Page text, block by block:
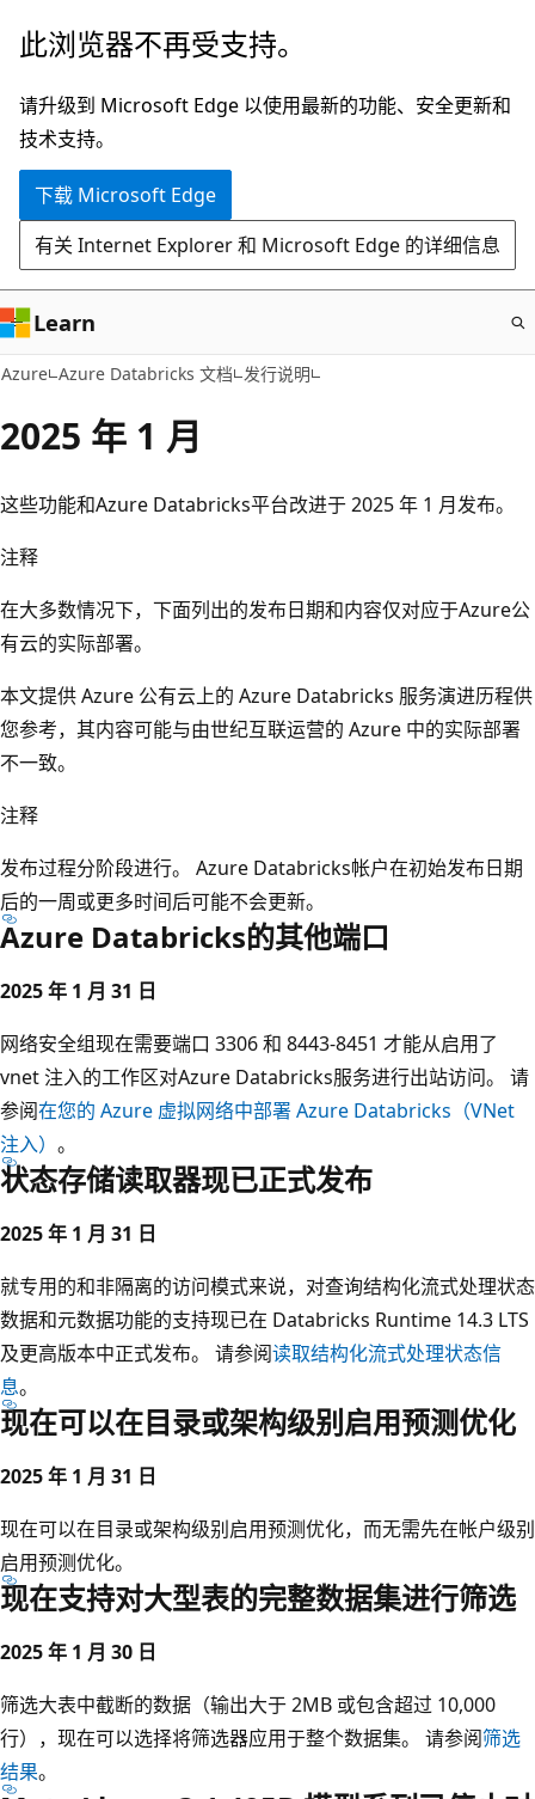
跳
主
要
内
此浏览器不再受支持。
请升级到 Microsoft Edge 以使用最新的功能、安全更新和
技术支持。
下载 Microsoft Edge
有关 Internet Explorer 和 Microsoft Edge 的详细信息
Learn
Azure Azure Databricks 文档 发行说明
2025 年 1 月
这些功能和Azure Databricks平台改进于 2025 年 1 月发布。
注释
在大多数情况下，下面列出的发布日期和内容仅对应于Azure公
有云的实际部署。
本文提供 Azure 公有云上的 Azure Databricks 服务演进历程供
您参考，其内容可能与由世纪互联运营的 Azure 中的实际部署
不一致。
注释
发布过程分阶段进行。 Azure Databricks帐户在初始发布日期
后的一周或更多时间后可能不会更新。
Azure Databricks的其他端口
2025 年 1 月 31 日
网络安全组现在需要端口 3306 和 8443-8451 才能从启用了
vnet 注入的工作区对Azure Databricks服务进行出站访问。 请
参阅在您的 Azure 虚拟网络中部署 Azure Databricks（VNet
注入） 。
状态存储读取器现已正式发布
2025 年 1 月 31 日
就专用的和非隔离的访问模式来说，对查询结构化流式处理状态
数据和元数据功能的支持现已在 Databricks Runtime 14.3 LTS
及更高版本中正式发布。 请参阅读取结构化流式处理状态信
息。
现在可以在目录或架构级别启用预测优化
2025 年 1 月 31 日
现在可以在目录或架构级别启用预测优化，而无需先在帐户级别
启用预测优化。
现在支持对大型表的完整数据集进行筛选
2025 年 1 月 30 日
筛选大表中截断的数据（输出大于 2MB 或包含超过 10,000
行），现在可以选择将筛选器应用于整个数据集。 请参阅筛选
结果。